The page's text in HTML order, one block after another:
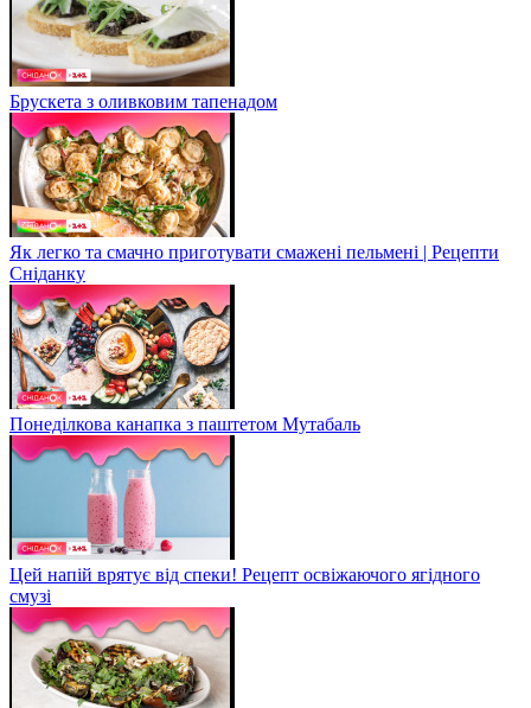
Брускета з оливковим тапенадом
Як легко та смачно приготувати смажені пельмені | Рецепти
Сніданку
Понеділкова канапка з паштетом Мутабаль
Цей напій врятує від спеки! Рецепт освіжаючого ягідного
смузі